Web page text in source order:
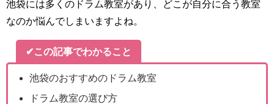
池袋には多くのドラム教室があり、どこが自分に合う教室
なのか悩んでしまいますよね。
✔この記事でわかること
池袋のおすすめのドラム教室
ドラム教室の選び方